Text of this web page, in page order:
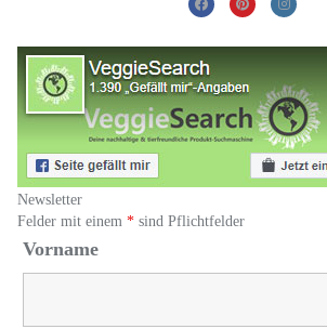
Newsletter
Felder mit einem * sind Pflichtfelder
Vorname